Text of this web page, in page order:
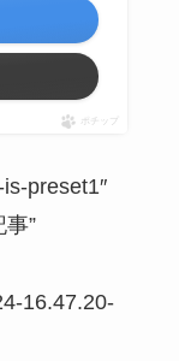
ポチップ
preset1″
事”
16.47.20-